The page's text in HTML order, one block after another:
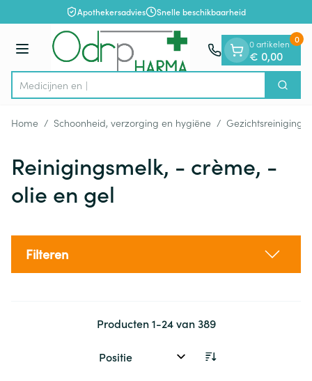
Ga naar de inhoudApothekersadvies Snelle beschikbaarheid
Menu
Product, merk, categorie... Zoek
0 artikelen
€ 0,00
0
Home / Schoonheid, verzorging en hygiëne / Gezichtsreiniging
Reinigingsmelk, - crème, -
olie en gel
Filteren
Producten1-24van389
Sorteer op: